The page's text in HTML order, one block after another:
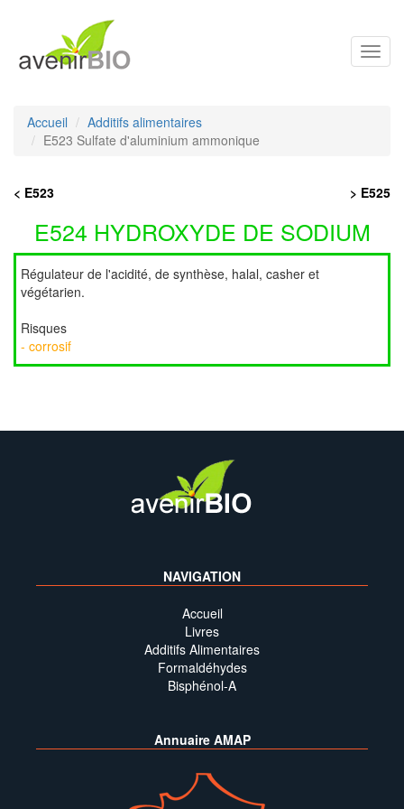
Accueil
Additifs alimentaires
E523 Sulfate d'aluminium ammonique
< E523 > E525
E524 HYDROXYDE DE SODIUM
Régulateur de l'acidité, de synthèse, halal, casher et
végétarien.
Risques
- corrosif
NAVIGATION
Accueil
Livres
Additifs Alimentaires
Formaldéhydes
Bisphénol-A
Annuaire AMAP